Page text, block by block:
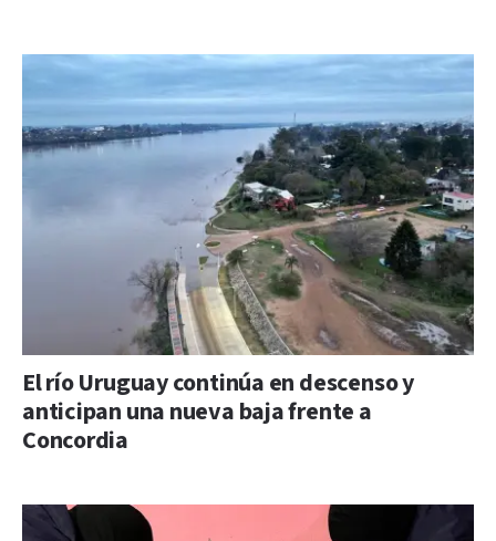
El río Uruguay continúa en descenso y
anticipan una nueva baja frente a
Concordia